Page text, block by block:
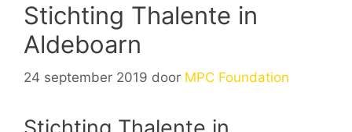
Stichting Thalente in
Aldeboarn
24 september 2019 door MPC Foundation